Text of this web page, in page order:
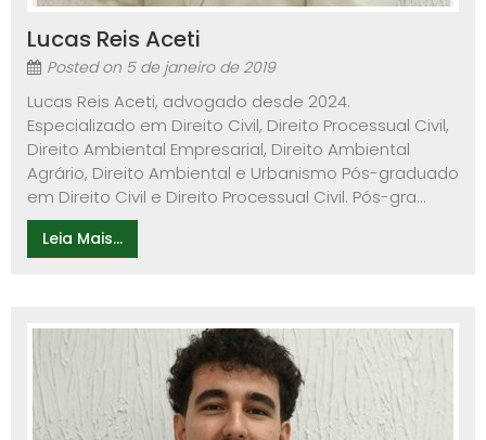
Lucas Reis Aceti
Posted on 5 de janeiro de 2019
Lucas Reis Aceti, advogado desde 2024.
Especializado em Direito Civil, Direito Processual Civil,
Direito Ambiental Empresarial, Direito Ambiental
Agrário, Direito Ambiental e Urbanismo Pós-graduado
em Direito Civil e Direito Processual Civil. Pós-gra...
Leia Mais...